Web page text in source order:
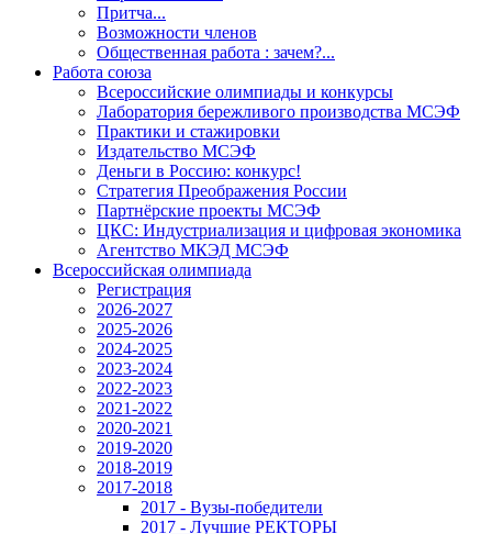
Притча...
Возможности членов
Общественная работа : зачем?...
Работа союза
Всероссийские олимпиады и конкурсы
Лаборатория бережливого производства МСЭФ
Практики и стажировки
Издательство МСЭФ
Деньги в Россию: конкурс!
Стратегия Преображения России
Партнёрские проекты МСЭФ
ЦКС: Индустриализация и цифровая экономика
Агентство МКЭД МСЭФ
Всероссийская олимпиада
Регистрация
2026-2027
2025-2026
2024-2025
2023-2024
2022-2023
2021-2022
2020-2021
2019-2020
2018-2019
2017-2018
2017 - Вузы-победители
2017 - Лучшие РЕКТОРЫ